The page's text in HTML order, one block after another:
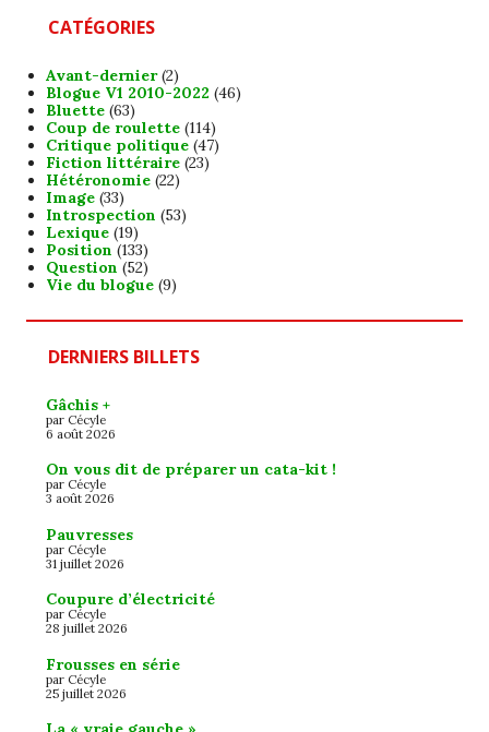
CATÉGORIES
Avant-dernier(2)
Blogue V1 2010-2022 (46)
Bluette(63)
Coup de roulette(114)
Critique politique(47)
Fiction littéraire(23)
Hétéronomie(22)
Image(33)
Introspection (53)
Lexique(19)
Position (133)
Question (52)
Vie du blogue(9)
DERNIERS BILLETS
Gâchis +
par Cécyle
6 août 2026
On vous dit de préparer un cata-kit !
par Cécyle
3 août 2026
Pauvresses
par Cécyle
31 juillet 2026
Coupure d’électricité
par Cécyle
28 juillet 2026
Frousses en série
par Cécyle
25 juillet 2026